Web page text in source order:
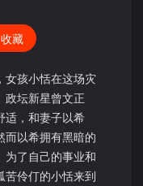
收藏
女孩小恬在这场灾
政坛新星曾文正
适，和妻子以希
而以希拥有黑暗的
为了自己的事业和
苦伶仃的小恬来到